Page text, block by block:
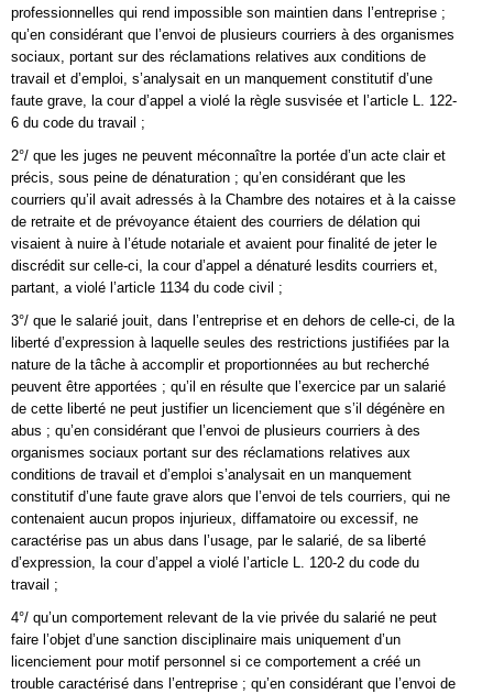
professionnelles qui rend impossible son maintien dans l’entreprise ;
qu’en considérant que l’envoi de plusieurs courriers à des organismes
sociaux, portant sur des réclamations relatives aux conditions de
travail et d’emploi, s’analysait en un manquement constitutif d’une
faute grave, la cour d’appel a violé la règle susvisée et l’article L. 122-
6 du code du travail ;
2°/ que les juges ne peuvent méconnaître la portée d’un acte clair et
précis, sous peine de dénaturation ; qu’en considérant que les
courriers qu’il avait adressés à la Chambre des notaires et à la caisse
de retraite et de prévoyance étaient des courriers de délation qui
visaient à nuire à l’étude notariale et avaient pour finalité de jeter le
discrédit sur celle-ci, la cour d’appel a dénaturé lesdits courriers et,
partant, a violé l’article 1134 du code civil ;
3°/ que le salarié jouit, dans l’entreprise et en dehors de celle-ci, de la
liberté d’expression à laquelle seules des restrictions justifiées par la
nature de la tâche à accomplir et proportionnées au but recherché
peuvent être apportées ; qu’il en résulte que l’exercice par un salarié
de cette liberté ne peut justifier un licenciement que s’il dégénère en
abus ; qu’en considérant que l’envoi de plusieurs courriers à des
organismes sociaux portant sur des réclamations relatives aux
conditions de travail et d’emploi s’analysait en un manquement
constitutif d’une faute grave alors que l’envoi de tels courriers, qui ne
contenaient aucun propos injurieux, diffamatoire ou excessif, ne
caractérise pas un abus dans l’usage, par le salarié, de sa liberté
d’expression, la cour d’appel a violé l’article L. 120-2 du code du
travail ;
4°/ qu’un comportement relevant de la vie privée du salarié ne peut
faire l’objet d’une sanction disciplinaire mais uniquement d’un
licenciement pour motif personnel si ce comportement a créé un
trouble caractérisé dans l’entreprise ; qu’en considérant que l’envoi de